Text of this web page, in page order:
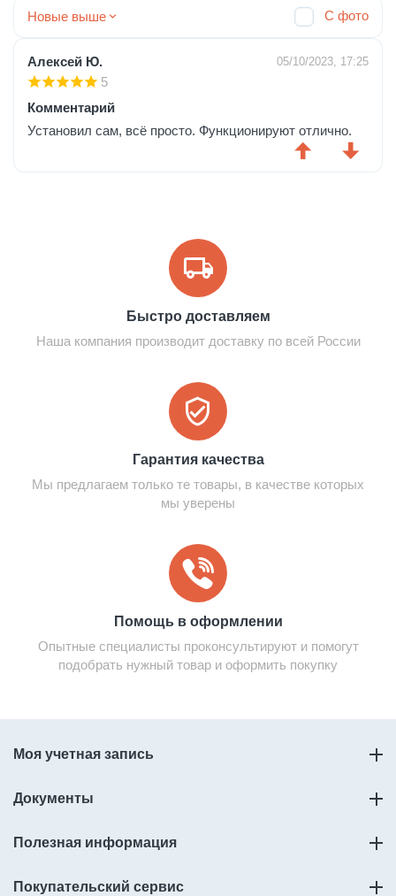
Новые выше С фото
Алексей Ю. 05/10/2023, 17:25
5
Комментарий
Установил сам, всё просто. Функционируют отлично.
Быстро доставляем
Наша компания производит доставку по всей России
Гарантия качества
Мы предлагаем только те товары, в качестве которых
мы уверены
Помощь в оформлении
Опытные специалисты проконсультируют и помогут
подобрать нужный товар и оформить покупку
Моя учетная запись
Документы
Полезная информация
Покупательский сервис